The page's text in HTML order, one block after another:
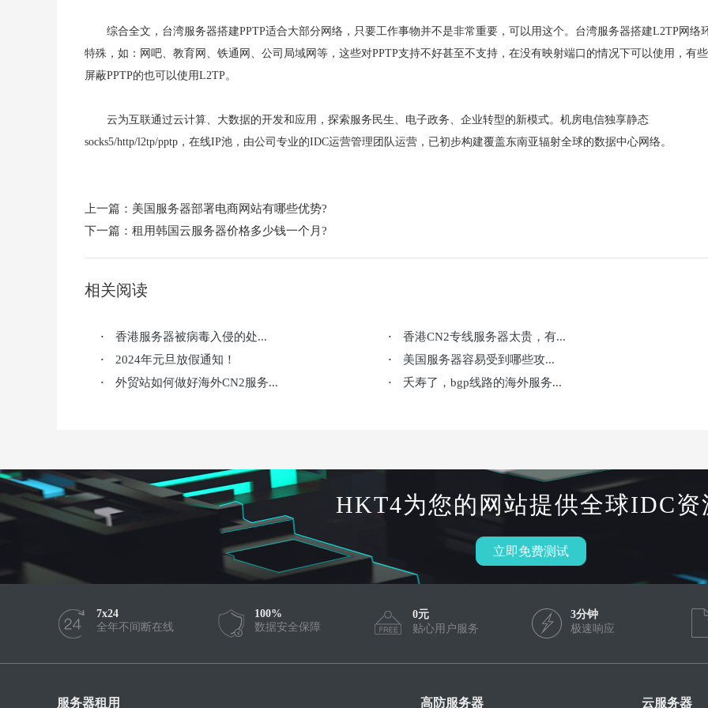
综合全文，台湾服务器搭建PPTP适合大部分网络，只要工作事物并不是非常重要，可以用这个。台湾服务器搭建L2TP网络
特殊，如：网吧、教育网、铁通网、公司局域网等，这些对PPTP支持不好甚至不支持，在没有映射端口的情况下可以使用，有
屏蔽PPTP的也可以使用L2TP。
云为互联通过云计算、大数据的开发和应用，探索服务民生、电子政务、企业转型的新模式。机房电信独享静态
socks5/http/l2tp/pptp，在线IP池，由公司专业的IDC运营管理团队运营，已初步构建覆盖东南亚辐射全球的数据中心网络。
上一篇： 美国服务器部署电商网站有哪些优势?
下一篇： 租用韩国云服务器价格多少钱一个月?
相关阅读
· 香港服务器被病毒入侵的处... · 香港CN2专线服务器太贵，有...
· 2024年元旦放假通知！ · 美国服务器容易受到哪些攻...
· 外贸站如何做好海外CN2服务... · 夭寿了，bgp线路的海外服务...
HKT4为您的网站提供全球IDC资
立即免费测试
7x24
全年不间断在线
100%
数据安全保障
0元
贴心用户服务
3分钟
极速响应
服务器租用 高防服务器 云服务器